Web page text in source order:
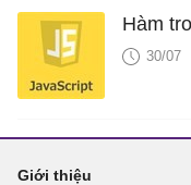
Hàm
30/07
Giới thiệu